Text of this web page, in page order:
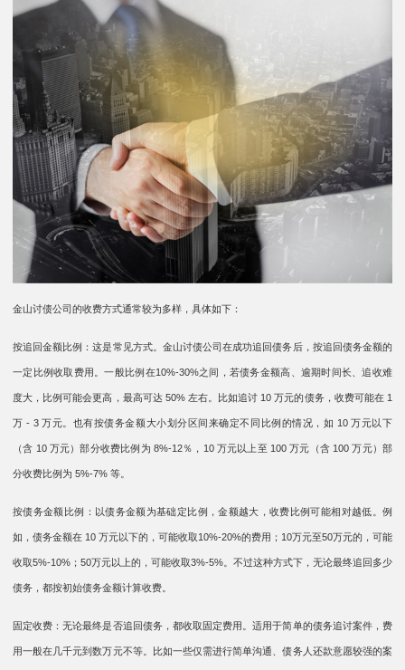
金山讨债公司的收费方式通常较为多样，具体如下：
按追回金额比例：这是常见方式。金山讨债公司在成功追回债务后，按追回债务金额的
一定比例收取费用。一般比例在10%-30%之间，若债务金额高、逾期时间长、追收难
度大，比例可能会更高，最高可达 50% 左右。比如追讨 10 万元的债务，收费可能在 1
万 - 3 万元。也有按债务金额大小划分区间来确定不同比例的情况，如 10 万元以下
（含 10 万元）部分收费比例为 8%-12％，10 万元以上至 100 万元（含 100 万元）部
分收费比例为 5%-7% 等。
按债务金额比例：以债务金额为基础定比例，金额越大，收费比例可能相对越低。例
如，债务金额在 10 万元以下的，可能收取10%-20%的费用；10万元至50万元的，可能
收取5%-10%；50万元以上的，可能收取3%-5%。不过这种方式下，无论最终追回多少
债务，都按初始债务金额计算收费。
固定收费：无论最终是否追回债务，都收取固定费用。适用于简单的债务追讨案件，费
用一般在几千元到数万元不等。比如一些仅需进行简单沟通、债务人还款意愿较强的案